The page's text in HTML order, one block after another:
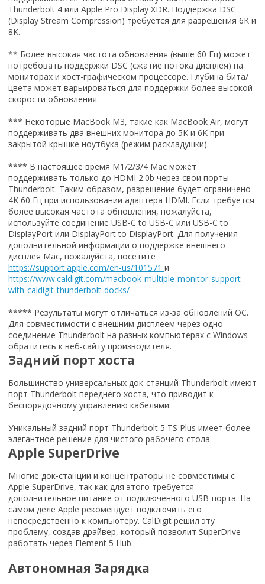
Thunderbolt 4 или Apple Pro Display XDR. Поддержка DSC
(Display Stream Compression) требуется для разрешения 6K и
8K.
** Более высокая частота обновления (выше 60 Гц) может
потребовать поддержки DSC (сжатие потока дисплея) на
мониторах и хост-графическом процессоре. Глубина бита/
цвета может варьироваться для поддержки более высокой
скорости обновления.
*** Некоторые MacBook M3, такие как MacBook Air, могут
поддерживать два внешних монитора до 5K и 6K при
закрытой крышке ноутбука (режим раскладушки).
**** В настоящее время M1/2/3/4 Mac может
поддерживать только до HDMI 2.0b через свои порты
Thunderbolt. Таким образом, разрешение будет ограничено
4K 60 Гц при использовании адаптера HDMI. Если требуется
более высокая частота обновления, пожалуйста,
используйте соединение USB-C to USB-C или USB-C to
DisplayPort или DisplayPort to DisplayPort. Для получения
дополнительной информации о поддержке внешнего
дисплея Mac, пожалуйста, посетите
https://support.apple.com/en-us/101571 и
https://www.caldigit.com/macbook-multiple-monitor-support-
with-caldigit-thunderbolt-docks/
***** Результаты могут отличаться из-за обновлений ОС.
Для совместимости с внешним дисплеем через одно
соединение Thunderbolt на разных компьютерах с Windows
обратитесь к веб-сайту производителя.
Задний порт хоста
Большинство универсальных док-станций Thunderbolt имеют
порт Thunderbolt переднего хоста, что приводит к
беспорядочному управлению кабелями.
Уникальный задний порт Thunderbolt 5 TS Plus имеет более
элегантное решение для чистого рабочего стола.
Apple SuperDrive
Многие док-станции и концентраторы не совместимы с
Apple SuperDrive, так как для этого требуется
дополнительное питание от подключенного USB-порта. На
самом деле Apple рекомендует подключить его
непосредственно к компьютеру. CalDigit решил эту
проблему, создав драйвер, который позволит SuperDrive
работать через Element 5 Hub.
Автономная Зарядка